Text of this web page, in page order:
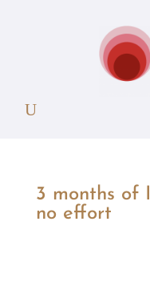
3 months of
no effort